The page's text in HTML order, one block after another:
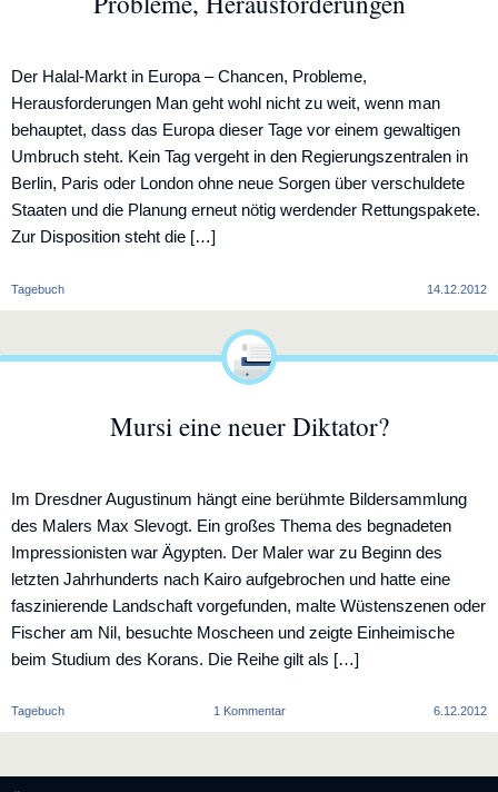
Der Halal-Markt in Europa – Chancen, Probleme,
Herausforderungen Man geht wohl nicht zu weit, wenn man
behauptet, dass das Europa dieser Tage vor einem gewaltigen
Umbruch steht. Kein Tag vergeht in den Regierungszentralen in
Berlin, Paris oder London ohne neue Sorgen über verschuldete
Staaten und die Planung erneut nötig werdender Rettungspakete.
Zur Disposition steht die […]
Tagebuch 14.12.2012
Mursi eine neuer Diktator?
Im Dresdner Augustinum hängt eine berühmte Bildersammlung
des Malers Max Slevogt. Ein großes Thema des begnadeten
Impressionisten war Ägypten. Der Maler war zu Beginn des
letzten Jahrhunderts nach Kairo aufgebrochen und hatte eine
faszinierende Landschaft vorgefunden, malte Wüstenszenen oder
Fischer am Nil, besuchte Moscheen und zeigte Einheimische
beim Studium des Korans. Die Reihe gilt als […]
Tagebuch 1 Kommentarzu
Mursi
6.12.2012